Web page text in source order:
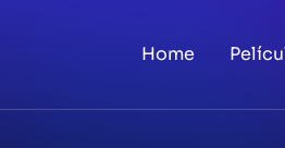
Home